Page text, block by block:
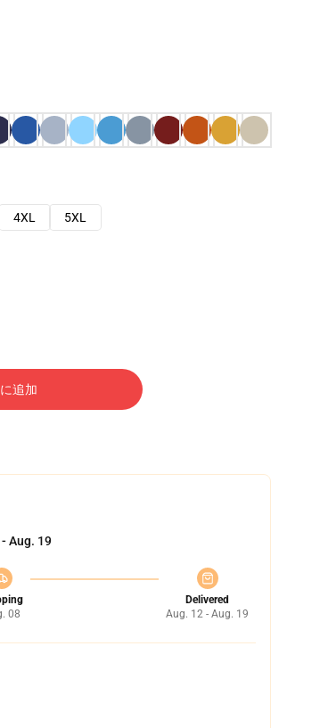
4XL
5XL
追加
Aug. 19
08
Delivered
Aug. 12 - Aug. 19